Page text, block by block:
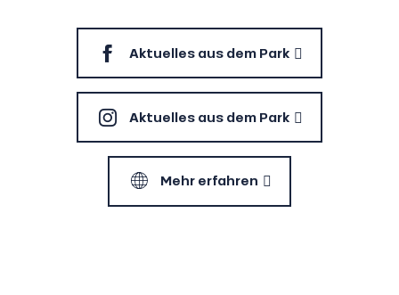
Aktuelles aus dem Park
Aktuelles aus dem Park
Mehr erfahren